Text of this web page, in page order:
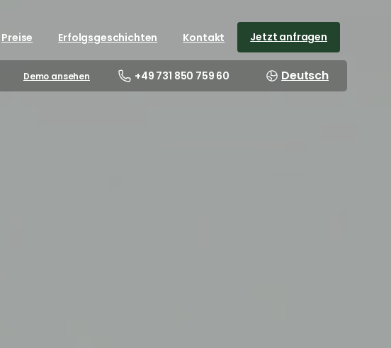
Preise Erfolgsgeschichten Kontakt Jetzt anfragen
Demo ansehen +49 731 850 759 60 Deutsch